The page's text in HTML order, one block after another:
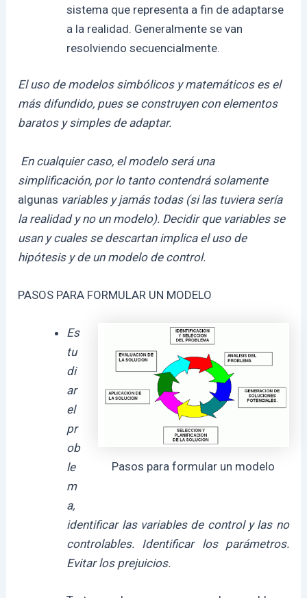
sistema que representa a fin de adaptarse
a la realidad. Generalmente se van
resolviendo secuencialmente.
El uso de modelos simbólicos y matemáticos es el
más difundido, pues se construyen con elementos
baratos y simples de adaptar.
En cualquier caso, el modelo será una
simplificación, por lo tanto contendrá solamente
algunas variables y jamás todas (si las tuviera sería
la realidad y no un modelo). Decidir que variables se
usan y cuales se descartan implica el uso de
hipótesis y de un modelo de control.
PASOS PARA FORMULAR UN MODELO
Pasos para formular un modelo
Es
tu
di
ar
el
pr
ob
le
m
a,
identificar las variables de control y las no
controlables. Identificar los parámetros.
Evitar los prejuicios.